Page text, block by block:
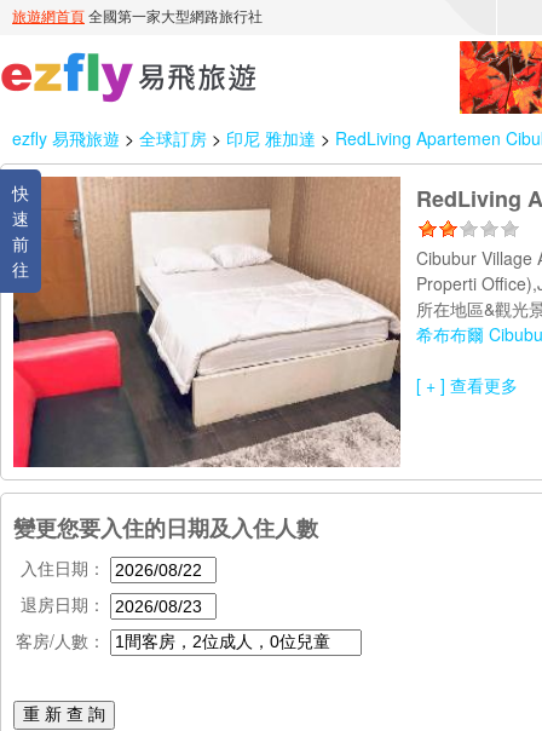
ezfly 易飛旅遊 > 全球訂房 > 印尼 雅加達 > RedLiving Apartemen
快
速
前
往
RedLiving
Cibubur Village
Properti
所在地區&觀光
希布布爾
[ + ] 查看更多
變更您要入住的日期及入住人數
入住日期：
退房日期：
客房/人數：
重 新 查 詢